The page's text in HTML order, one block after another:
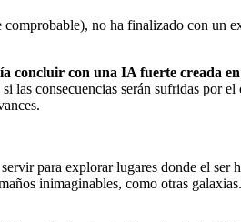
no ha finalizado con un
concluir con una IA fuerte creada en
las consecuencias serán sufridas por
para explorar lugares donde el ser
inimaginables, como otras